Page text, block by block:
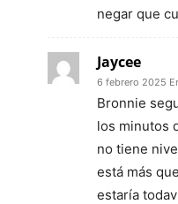
negar que
Jaycee
6 febrero 2025
Bronnie
los minutos
no tiene
está más
estaría